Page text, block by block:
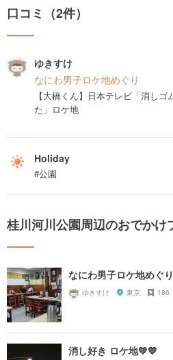
口コミ（2件）
ゆきすけ
なにわ男子ロケ地めぐり
【大橋くん】日本テレビ「消し
た」ロケ地
Holiday
#公園
桂川河川公園周辺のおでかけ
なにわ男子ロケ地めぐり
ゆきすけ 東京 186
消し好き ロケ地💚💙